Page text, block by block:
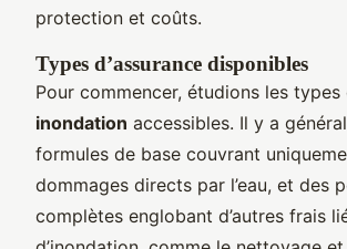
protection et coûts.
Types d’assurance disponibles
Pour commencer, étudions les types
inondation accessibles. Il y a
formules de base couvrant
dommages directs par l’eau, et des
complètes englobant d’autres frais